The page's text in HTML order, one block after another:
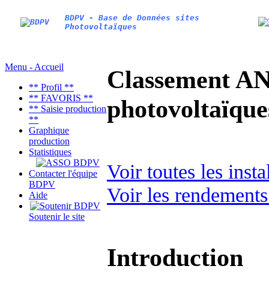
BDPV - Base de Données sites
Photovoltaïques
Menu - Accueil
** Profil **
** FAVORIS **
** Saisie production
**
Graphique
production
Statistiques
Contacter l'équipe
BDPV
Aide
Soutenir le site
Classement
Voir toutes les
Voir les
Introduction